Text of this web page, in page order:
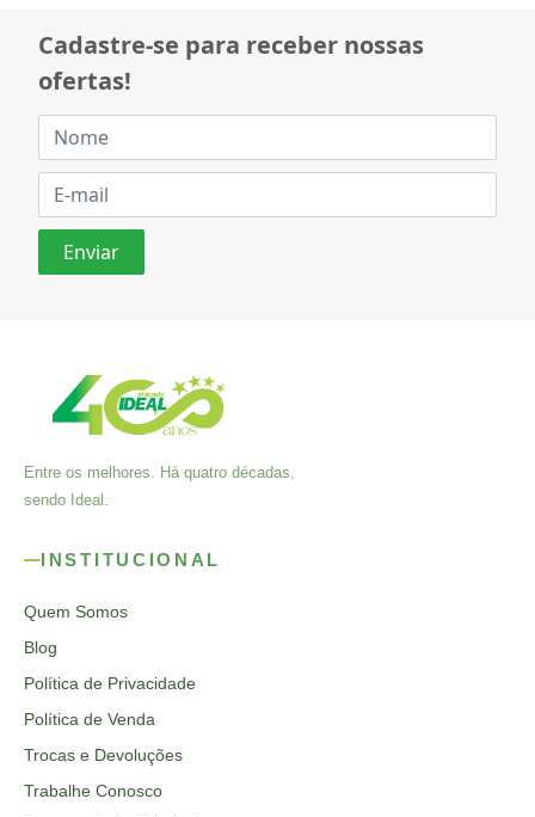
Cadastre-se para receber nossas
ofertas!
Entre os melhores. Há quatro décadas,
sendo Ideal.
INSTITUCIONAL
Quem Somos
Blog
Política de Privacidade
Política de Venda
Trocas e Devoluções
Trabalhe Conosco